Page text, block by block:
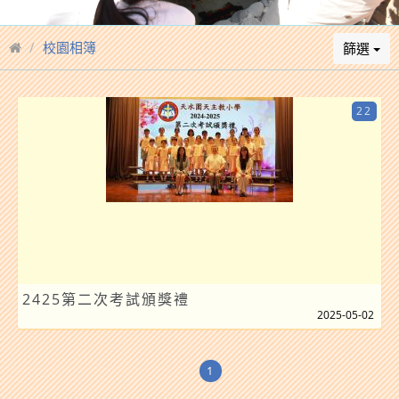
校園相簿 篩選
2425第二次考試頒獎禮
22
2025-05-02
1